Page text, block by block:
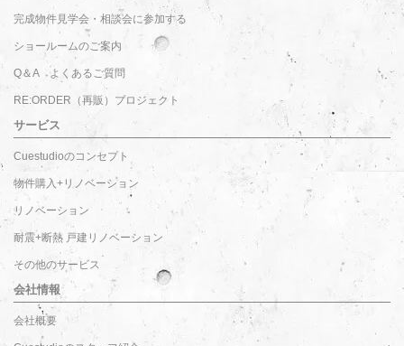
完成物件見学会・相談会に参加する
ショールームのご案内
Q＆A よくあるご質問
RE:ORDER（再販）プロジェクト
サービス
Cuestudioのコンセプト
物件購入+リノベーション
リノベーション
耐震+断熱 戸建リノベーション
その他のサービス
会社情報
会社概要